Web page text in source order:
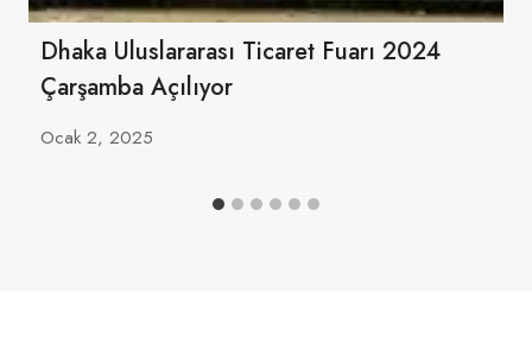
Dhaka Uluslararası Ticaret Fuarı 2024
Çarşamba Açılıyor
Ocak 2, 2025